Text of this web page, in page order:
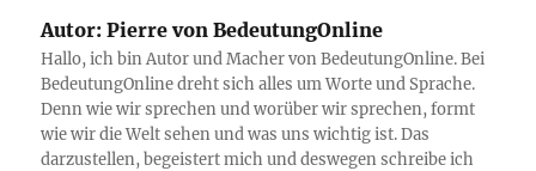
Autor: Pierre von BedeutungOnline
Hallo, ich bin Autor und Macher von BedeutungOnline. Bei
BedeutungOnline dreht sich alles um Worte und Sprache.
Denn wie wir sprechen und worüber wir sprechen, formt
wie wir die Welt sehen und was uns wichtig ist. Das
darzustellen, begeistert mich und deswegen schreibe ich